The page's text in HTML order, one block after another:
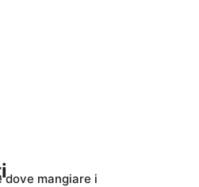
dove mangiare i